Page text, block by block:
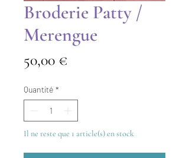
Broderie Patty /
Merengue
50,00 €
Quantité *
Il ne reste que 1 article(s) en stock